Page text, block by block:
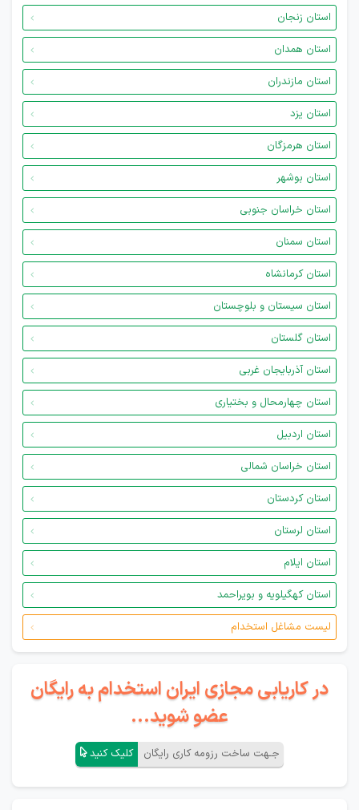
استان زنجان
استان همدان
استان مازندران
استان یزد
استان هرمزگان
استان بوشهر
استان خراسان جنوبی
استان سمنان
استان کرمانشاه
استان سیستان و بلوچستان
استان گلستان
استان آذربایجان غربی
استان چهارمحال و بختیاری
استان اردبیل
استان خراسان شمالی
استان کردستان
استان لرستان
استان ایلام
استان کهگیلویه و بویراحمد
لیست مشاغل استخدام
در کاریابی مجازی ایران استخدام به رایگان
عضو شوید...
جـهت ساخت رزومه کاری رایگان کلیک کنید